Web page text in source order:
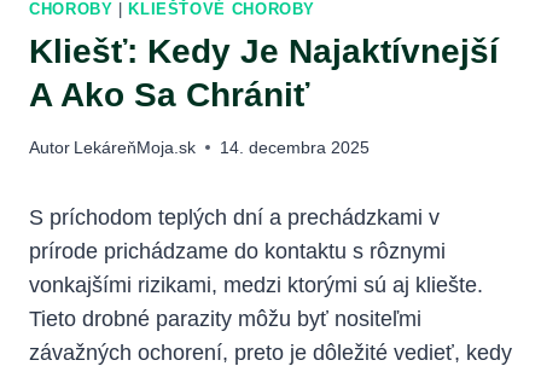
CHOROBY KLIEŠŤOVÉ CHOROBY
Kliešť: Kedy Je Najaktívnejší
A Ako Sa Chrániť
Autor LekáreňMoja.sk 14. decembra 2025
S príchodom teplých dní a prechádzkami v
prírode prichádzame ⁢do kontaktu s rôznymi
vonkajšími rizikami, medzi ktorými sú aj kliešte.
Tieto drobné parazity môžu byť nositeľmi
závažných ochorení, preto je dôležité vedieť, kedy